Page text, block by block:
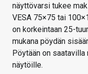
näyttövarsi tukee
VESA 75×75 tai
on korkeintaan 25-
mukana pöydän
Pöytään on
näytöille.